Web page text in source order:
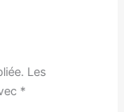
Les
*